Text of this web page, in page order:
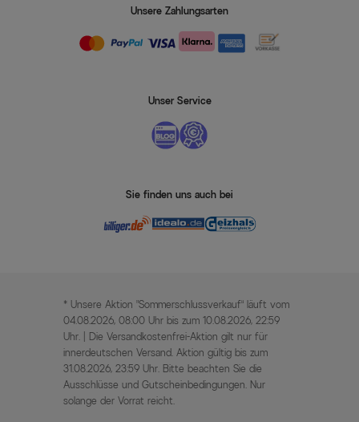
Unsere Zahlungsarten
Unser Service
Sie finden uns auch bei
* Unsere Aktion „Sommerschlussverkauf“ läuft vom
04.08.2026, 08:00 Uhr bis zum 10.08.2026, 22:59
Uhr. | Die Versandkostenfrei-Aktion gilt nur für
innerdeutschen Versand. Aktion gültig bis zum
31.08.2026, 23:59 Uhr. Bitte beachten Sie die
Ausschlüsse und Gutscheinbedingungen. Nur
solange der Vorrat reicht.